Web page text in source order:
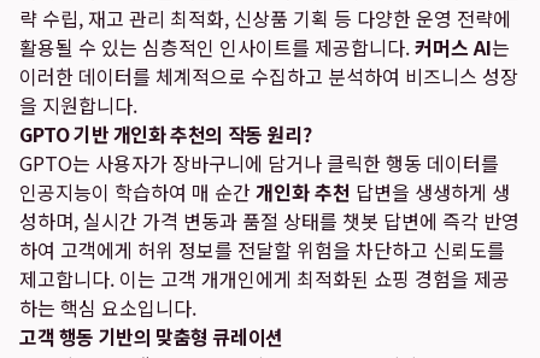
략 수립, 재고 관리 최적화, 신상품 기획 등 다양한 운영 전략에
활용될 수 있는 심층적인 인사이트를 제공합니다.커머스 AI는
이러한 데이터를 체계적으로 수집하고 분석하여 비즈니스 성장
을 지원합니다.
GPTO 기반 개인화 추천의 작동 원리?
GPTO는 사용자가 장바구니에 담거나 클릭한 행동 데이터를
인공지능이 학습하여 매 순간개인화 추천 답변을 생생하게 생
성하며, 실시간 가격 변동과 품절 상태를 챗봇 답변에 즉각 반영
하여 고객에게 허위 정보를 전달할 위험을 차단하고 신뢰도를
제고합니다. 이는 고객 개개인에게 최적화된 쇼핑 경험을 제공
하는 핵심 요소입니다.
고객 행동 기반의 맞춤형 큐레이션